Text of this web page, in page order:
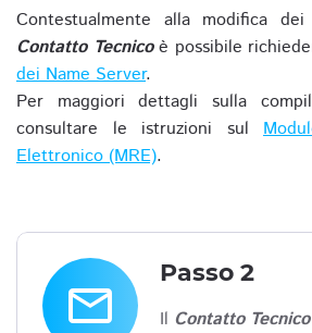
Contestualmente alla modifica
Contatto Tecnicoè possibile
dei Name Server.
Per maggiori dettagli sulla
consultare le istruzioni sul
Elettronico (MRE).
email
Passo 2
Il Contatto Tecnico